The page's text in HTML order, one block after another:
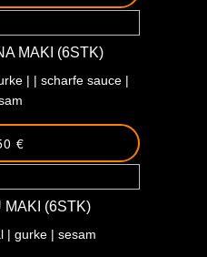
MAKI (6STK)
| | scharfe sauce |
€
MAKI (6STK)
| gurke | sesam